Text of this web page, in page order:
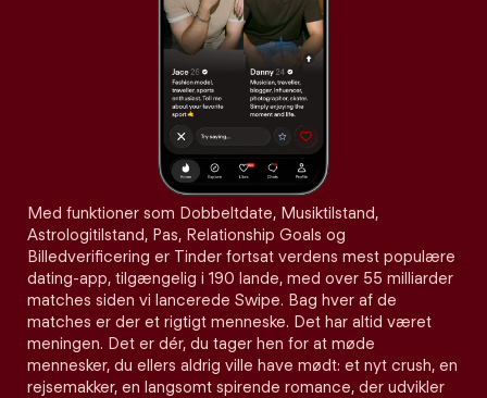
Med funktioner som Dobbeltdate, Musiktilstand,
Astrologitilstand, Pas, Relationship Goals og
Billedverificering er Tinder fortsat verdens mest populære
dating-app, tilgængelig i 190 lande, med over 55 milliarder
matches siden vi lancerede Swipe. Bag hver af de
matches er der et rigtigt menneske. Det har altid været
meningen. Det er dér, du tager hen for at møde
mennesker, du ellers aldrig ville have mødt: et nyt crush, en
rejsemakker, en langsomt spirende romance, der udvikler